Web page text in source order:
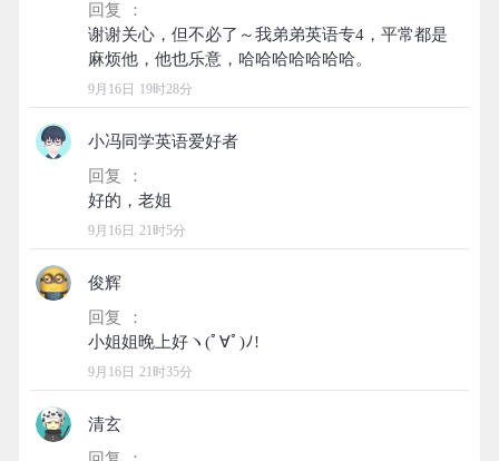
回复 ：
谢谢关心，但不必了～我弟弟英语专4，平常都是
9月16日 19时28分
小冯同学英语爱好者
回复 ：
9月16日 21时5分
俊辉
回复 ：
9月16日 21时35分
清玄